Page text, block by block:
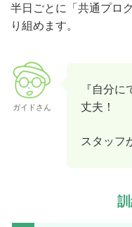
半日ごとに「共通プロ
り組めます。
ガイドさん
『自分
丈夫！
スタッフ